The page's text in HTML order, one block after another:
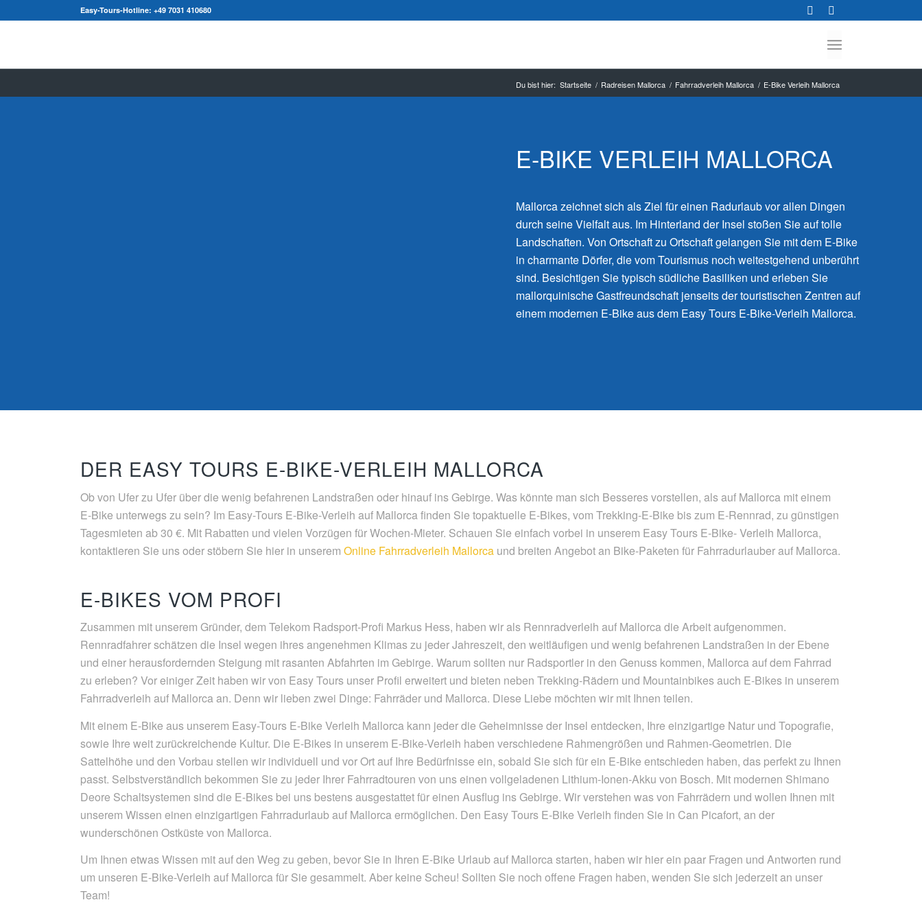
Easy-Tours-Hotline:+49 7031 410680
Du bist hier: Startseite / Radreisen Mallorca / Fahrradverleih Mallorca / E-Bike Verleih Mallorca
E-BIKE VERLEIH MALLORCA
Mallorca zeichnet sich als Ziel für einen Radurlaub vor allen Dingen
durch seine Vielfalt aus. Im Hinterland der Insel stoßen Sie auf tolle
Landschaften. Von Ortschaft zu Ortschaft gelangen Sie mit dem E-Bike
in charmante Dörfer, die vom Tourismus noch weitestgehend unberührt
sind. Besichtigen Sie typisch südliche Basiliken und erleben Sie
mallorquinische Gastfreundschaft jenseits der touristischen Zentren auf
einem modernen E-Bike aus dem Easy Tours E-Bike-Verleih Mallorca.
DER EASY TOURS E-BIKE-VERLEIH MALLORCA
Ob von Ufer zu Ufer über die wenig befahrenen Landstraßen oder hinauf ins Gebirge. Was könnte man sich Besseres vorstellen, als auf Mallorca mit einem
E-Bike unterwegs zu sein? Im Easy-Tours E-Bike-Verleih auf Mallorca finden Sie topaktuelle E-Bikes, vom Trekking-E-Bike bis zum E-Rennrad, zu günstigen
Tagesmieten ab 30 €. Mit Rabatten und vielen Vorzügen für Wochen-Mieter. Schauen Sie einfach vorbei in unserem Easy Tours E-Bike- Verleih Mallorca,
kontaktieren Sie uns oder stöbern Sie hier in unseremOnline Fahrradverleih Mallorca und breiten Angebot an Bike-Paketen für Fahrradurlauber auf Mallorca.
E-BIKES VOM PROFI
Zusammen mit unserem Gründer, dem Telekom Radsport-Profi Markus Hess, haben wir als Rennradverleih auf Mallorca die Arbeit aufgenommen.
Rennradfahrer schätzen die Insel wegen ihres angenehmen Klimas zu jeder Jahreszeit, den weitläufigen und wenig befahrenen Landstraßen in der Ebene
und einer herausfordernden Steigung mit rasanten Abfahrten im Gebirge. Warum sollten nur Radsportler in den Genuss kommen, Mallorca auf dem Fahrrad
zu erleben? Vor einiger Zeit haben wir von Easy Tours unser Profil erweitert und bieten neben Trekking-Rädern und Mountainbikes auch E-Bikes in unserem
Fahrradverleih auf Mallorca an. Denn wir lieben zwei Dinge: Fahrräder und Mallorca. Diese Liebe möchten wir mit Ihnen teilen.
Mit einem E-Bike aus unserem Easy-Tours E-Bike Verleih Mallorca kann jeder die Geheimnisse der Insel entdecken, Ihre einzigartige Natur und Topografie,
sowie Ihre weit zurückreichende Kultur. Die E-Bikes in unserem E-Bike-Verleih haben verschiedene Rahmengrößen und Rahmen-Geometrien. Die
Sattelhöhe und den Vorbau stellen wir individuell und vor Ort auf Ihre Bedürfnisse ein, sobald Sie sich für ein E-Bike entschieden haben, das perfekt zu Ihnen
passt. Selbstverständlich bekommen Sie zu jeder Ihrer Fahrradtouren von uns einen vollgeladenen Lithium-Ionen-Akku von Bosch. Mit modernen Shimano
Deore Schaltsystemen sind die E-Bikes bei uns bestens ausgestattet für einen Ausflug ins Gebirge. Wir verstehen was von Fahrrädern und wollen Ihnen mit
unserem Wissen einen einzigartigen Fahrradurlaub auf Mallorca ermöglichen. Den Easy Tours E-Bike Verleih finden Sie in Can Picafort, an der
wunderschönen Ostküste von Mallorca.
Um Ihnen etwas Wissen mit auf den Weg zu geben, bevor Sie in Ihren E-Bike Urlaub auf Mallorca starten, haben wir hier ein paar Fragen und Antworten rund
um unseren E-Bike-Verleih auf Mallorca für Sie gesammelt. Aber keine Scheu! Sollten Sie noch offene Fragen haben, wenden Sie sich jederzeit an unser
Team!